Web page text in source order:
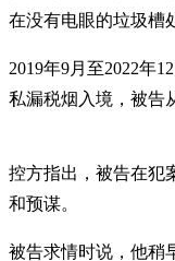
在没有电眼的垃圾槽
2019年9月至2022年
私漏税烟入境，被告
控方指出，被告在犯
和预谋。
被告求情时说，他稍